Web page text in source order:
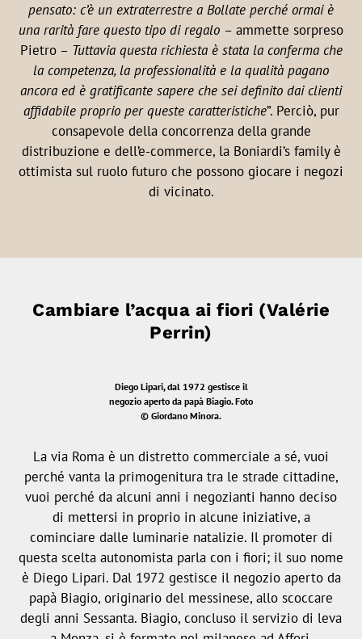
pensato: c’è un extraterrestre a Bollate perché ormai è
una rarità fare questo tipo di regalo – ammette sorpreso
Pietro – Tuttavia questa richiesta è stata la conferma che
la competenza, la professionalità e la qualità pagano
ancora ed è gratificante sapere che sei definito dai clienti
affidabile proprio per queste caratteristiche”. Perciò, pur
consapevole della concorrenza della grande
distribuzione e dell’e-commerce, la Boniardi’s family è
ottimista sul ruolo futuro che possono giocare i negozi
di vicinato.
Cambiare l’acqua ai fiori (Valérie
Perrin)
Diego Lipari, dal 1972 gestisce il
negozio aperto da papà Biagio. Foto
© Giordano Minora.
La via Roma è un distretto commerciale a sé, vuoi
perché vanta la primogenitura tra le strade cittadine,
vuoi perché da alcuni anni i negozianti hanno deciso
di mettersi in proprio in alcune iniziative, a
cominciare dalle luminarie natalizie. Il promoter di
questa scelta autonomista parla con i fiori; il suo nome
è Diego Lipari. Dal 1972 gestisce il negozio aperto da
papà Biagio, originario del messinese, allo scoccare
degli anni Sessanta. Biagio, concluso il servizio di leva